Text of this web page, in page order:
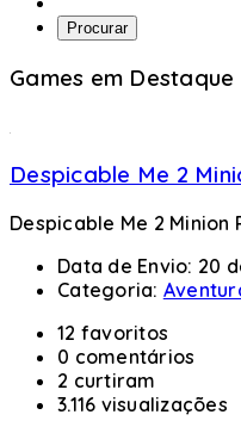
Procurar
Games em Destaque
Despicable Me 2
Despicable Me 2 Minion
Data de Envio: 20
Categoria:
12 favoritos
0 comentários
2 curtiram
3.116 visualizações